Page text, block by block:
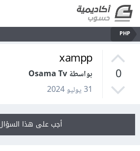
PHP
0
xampp
بواسطة Osama Tv
31 يوليو 2024
أجب على هذا السؤال